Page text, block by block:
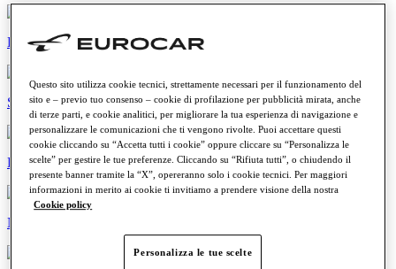
Elettriche e ibride
SUV e crossover
Familiari
Neopatentati
Questo sito utilizza cookie tecnici, strettamente necessari per il funzionamento del
sito e – previo tuo consenso – cookie di profilazione per pubblicità mirata, anche
di terze parti, e cookie analitici, per migliorare la tua esperienza di navigazione e
personalizzare le comunicazioni che ti vengono rivolte. Puoi accettare questi
cookie cliccando su “Accetta tutti i cookie” oppure cliccare su “Personalizza le
scelte” per gestire le tue preferenze. Cliccando su “Rifiuta tutti”, o chiudendo il
presente banner tramite la “X”, opereranno solo i cookie tecnici. Per maggiori
informazioni in merito ai cookie ti invitiamo a prendere visione della nostra
Cookie policy
Personalizza le tue scelte